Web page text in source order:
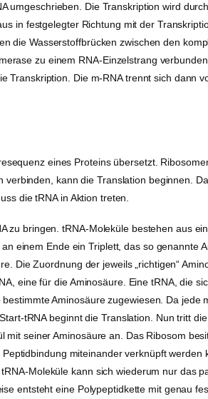
umgeschrieben. Die Transkription wird
in festgelegter Richtung mit der
die Wasserstoffbrücken zwischen den
zu einem RNA-Einzelstrang
Die m-RNA trennt sich dann
eines Proteins übersetzt.
kann die Translation beginnen.
die tRNA in Aktion treten.
zu bringen. tRNA-Moleküle bestehen aus
einem Ende ein Triplett, das so genannte
Die Zuordnung der jeweils „richtigen“
eine für die Aminosäure. Eine tRNA, die
Aminosäure zugewiesen. Da
tRNA beginnt die Translation. Nun tritt
seiner Aminosäure an. Das Ribosom
miteinander verknüpft
Moleküle kann sich wiederum nur das
entsteht eine Polypeptidkette mit genau